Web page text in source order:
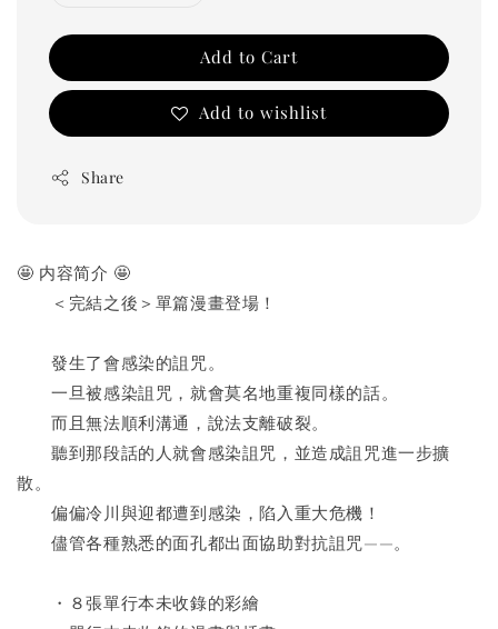
Add to Cart
Add to wishlist
Share
🤩 内容简介 🤩
＜完結之後＞單篇漫畫登場！
發生了會感染的詛咒。
一旦被感染詛咒，就會莫名地重複同樣的話。
而且無法順利溝通，說法支離破裂。
聽到那段話的人就會感染詛咒，並造成詛咒進一步擴
散。
偏偏冷川與迎都遭到感染，陷入重大危機！
儘管各種熟悉的面孔都出面協助對抗詛咒——。
・８張單行本未收錄的彩繪